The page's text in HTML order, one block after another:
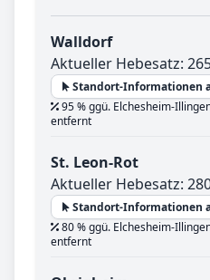
Walldorf
Aktueller Hebesatz:
Standort-Informationen
95 % ggü. Elchesheim-
entfernt
St. Leon-Rot
Aktueller Hebesatz:
Standort-Informationen
80 % ggü. Elchesheim-
entfernt